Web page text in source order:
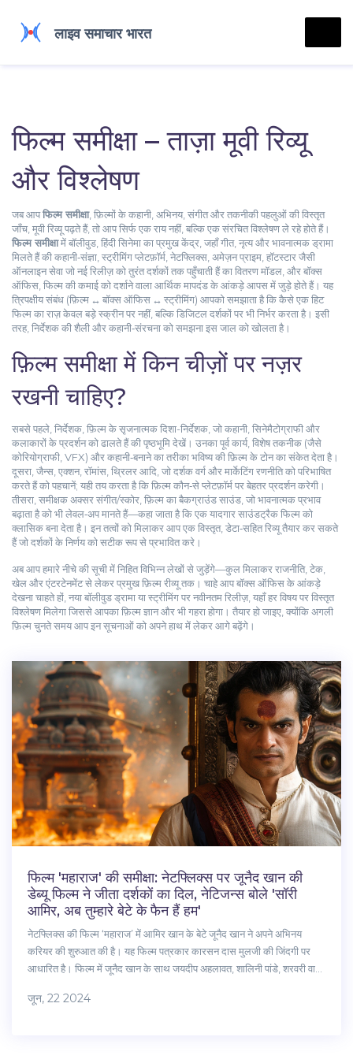
फिल्म समीक्षा – ताज़ा मूवी रिव्यू
और विश्लेषण
जब आपफिल्म समीक्षा, फ़िल्मों के कहानी, अभिनय, संगीत और तकनीकी पहलुओं की विस्तृत
जाँच मूवी रिव्यूपढ़ते हैं, तो आप सिर्फ एक राय नहीं, बल्कि एक संरचित विश्लेषण ले रहे होते हैं।
फिल्म समीक्षामेंबॉलीवुड हिंदी सिनेमा का प्रमुख केंद्र, जहाँ गीत, नृत्य और भावनात्मक ड्रामा
मिलते हैंकी कहानी‑संज्ञा, स्ट्रीमिंग प्लेटफ़ॉर्म नेटफ्लिक्स, अमेज़न प्राइम, हॉटस्टार जैसी
ऑनलाइन सेवा जो नई रिलीज़ को तुरंत दर्शकों तक पहुँचाती हैंका वितरण मॉडल, औरबॉक्स
ऑफिस फिल्म की कमाई को दर्शाने वाला आर्थिक मापदंडके आंकड़े आपस में जुड़े होते हैं। यह
त्रिपक्षीय संबंध (फ़िल्म ↔ बॉक्स ऑफिस ↔ स्ट्रीमिंग) आपको समझाता है कि कैसे एक हिट
फिल्म का राज़ केवल बड़े स्क्रीन पर नहीं, बल्कि डिजिटल दर्शकों पर भी निर्भर करता है। इसी
तरह, निर्देशक की शैली और कहानी‑संरचना को समझना इस जाल को खोलता है।
फ़िल्म समीक्षा में किन चीज़ों पर नज़र
रखनी चाहिए?
सबसे पहले, निर्देशक फ़िल्म के सृजनात्मक दिशा-निर्देशक, जो कहानी, सिनेमैटोग्राफी और
कलाकारों के प्रदर्शन को ढालते हैंकी पृष्ठभूमि देखें। उनका पूर्व कार्य, विशेष तकनीक (जैसे
कोरियोग्राफी, VFX) और कहानी‑बनाने का तरीका भविष्य की फ़िल्म के टोन का संकेत देता है।
दूसरा, जैन्स एक्शन, रॉमांस, थ्रिलर आदि, जो दर्शक वर्ग और मार्केटिंग रणनीति को परिभाषित
करते हैंको पहचानें; यही तय करता है कि फ़िल्म कौन‑से प्लेटफ़ॉर्म पर बेहतर प्रदर्शन करेगी।
तीसरा, समीक्षक अक्सरसंगीत/स्कोर फ़िल्म का बैकग्राउंड साउंड, जो भावनात्मक प्रभाव
बढ़ाता हैको भी लेवल‑अप मानते हैं—कहा जाता है कि एक यादगार साउंडट्रैक फिल्म को
क्लासिक बना देता है। इन तत्वों को मिलाकर आप एक विस्तृत, डेटा‑सहित रिव्यू तैयार कर सकते
हैं जो दर्शकों के निर्णय को सटीक रूप से प्रभावित करे।
अब आप हमारे नीचे की सूची में निहित विभिन्न लेखों से जुड़ेंगे—कुल मिलाकर राजनीति, टेक,
खेल और एंटरटेनमेंट से लेकर प्रमुख फ़िल्म रीव्यू तक। चाहे आप बॉक्स ऑफिस के आंकड़े
देखना चाहते हों, नया बॉलीवुड ड्रामा या स्ट्रीमिंग पर नवीनतम रिलीज़, यहाँ हर विषय पर विस्तृत
विश्लेषण मिलेगा जिससे आपका फ़िल्म ज्ञान और भी गहरा होगा। तैयार हो जाइए, क्योंकि अगली
फ़िल्म चुनते समय आप इन सूचनाओं को अपने हाथ में लेकर आगे बढ़ेंगे।
फिल्म 'महाराज' की समीक्षा: नेटफ्लिक्स पर जूनैद खान की
डेब्यू फिल्म ने जीता दर्शकों का दिल, नेटिजन्स बोले 'सॉरी
आमिर, अब तुम्हारे बेटे के फैन हैं हम'
नेटफ्लिक्स की फिल्म ‘महाराज’ में आमिर खान के बेटे जूनैद खान ने अपने अभिनय
करियर की शुरुआत की है। यह फिल्म पत्रकार कारसन दास मुलजी की जिंदगी पर
आधारित है। फिल्म में जूनैद खान के साथ जयदीप अहलावत, शालिनी पांडे, शरवरी वाघ
और नेटिजन्स ने जूनैद खान की प्रशंसा की।
जून, 22 2024